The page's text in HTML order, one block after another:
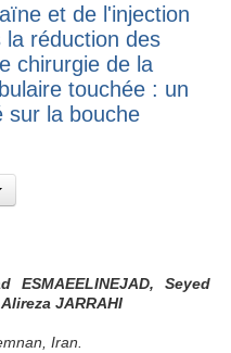
et de l'injection
réduction des
chirurgie de la
touchée : un
sur la bouche
ESMAEELINEJAD, Seyed
JARRAHI
Iran.